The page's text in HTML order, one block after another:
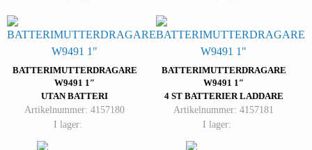
BATTERIMUTTERDRAGARE
W9491 1″
UTAN BATTERI
Artikelnummer: 4157180
I lager:
BATTERIMUTTERDRAGARE
W9491 1″
4 ST BATTERIER LADDARE
Artikelnummer: 4157181
I lager: